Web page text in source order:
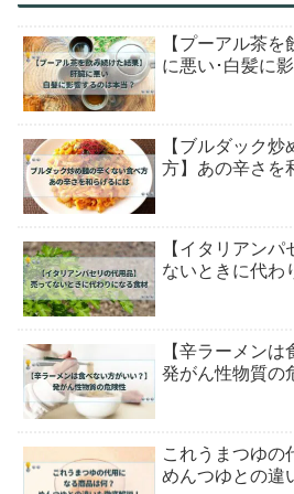
【プーアル茶
に悪い･白髪に
【ブルダック
方】あの辛さを
【イタリアン
ないときに代わ
【辛ラーメンは
発がん性物質の
これうまつゆの
めんつゆとの違